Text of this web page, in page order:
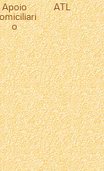
Apoio
o
ATL